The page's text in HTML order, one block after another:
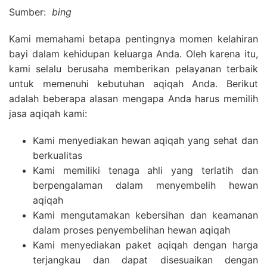
Sumber: bing
Kami memahami betapa pentingnya momen kelahiran
bayi dalam kehidupan keluarga Anda. Oleh karena itu,
kami selalu berusaha memberikan pelayanan terbaik
untuk memenuhi kebutuhan aqiqah Anda. Berikut
adalah beberapa alasan mengapa Anda harus memilih
jasa aqiqah kami:
Kami menyediakan hewan aqiqah yang sehat dan
berkualitas
Kami memiliki tenaga ahli yang terlatih dan
berpengalaman dalam menyembelih hewan
aqiqah
Kami mengutamakan kebersihan dan keamanan
dalam proses penyembelihan hewan aqiqah
Kami menyediakan paket aqiqah dengan harga
terjangkau dan dapat disesuaikan dengan